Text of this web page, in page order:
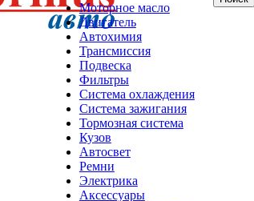
Моторное масло
Двигатель
Автохимия
Трансмиссия
Подвеска
Фильтры
Система охлаждения
Система зажигания
Тормозная система
Кузов
Автосвет
Ремни
Электрика
Аксессуары